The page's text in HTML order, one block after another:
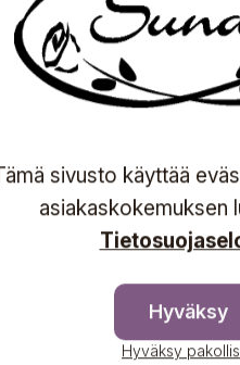
inspiroivat
Tilaa
sivusto käyttää
asiakaskokemuksen
Hyväksy
Hyväksy